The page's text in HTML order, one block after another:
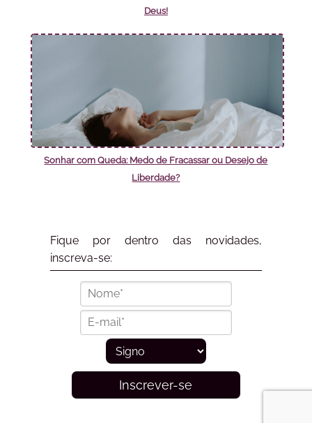
Deus!
Sonhar com Queda: Medo de Fracassar ou Desejo de
Liberdade?
Fique por dentro das novidades,
inscreva-se:
Inscrever-se